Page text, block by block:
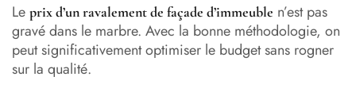
Le prix d’un ravalement de façade d’immeuble n’est pas
gravé dans le marbre. Avec la bonne méthodologie, on
peut significativement optimiser le budget sans rogner
sur la qualité.